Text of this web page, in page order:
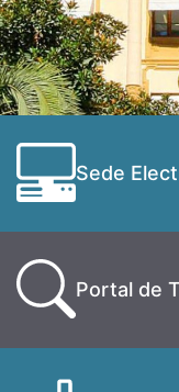
Sede
Portal de